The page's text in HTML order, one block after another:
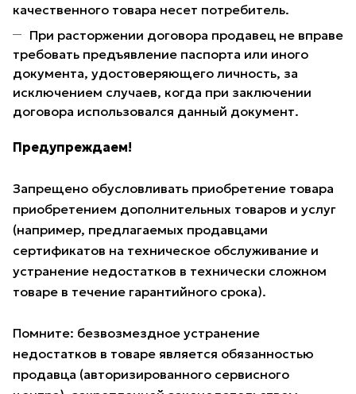
качественного товара несет потребитель.
При расторжении договора продавец не вправе
требовать предъявление паспорта или иного
документа, удостоверяющего личность, за
исключением случаев, когда при заключении
договора использовался данный документ.
Предупреждаем!
Запрещено обусловливать приобретение товара
приобретением дополнительных товаров и услуг
(например, предлагаемых продавцами
сертификатов на техническое обслуживание и
устранение недостатков в технически сложном
товаре в течение гарантийного срока).
Помните: безвозмездное устранение
недостатков в товаре является обязанностью
продавца (авторизированного сервисного